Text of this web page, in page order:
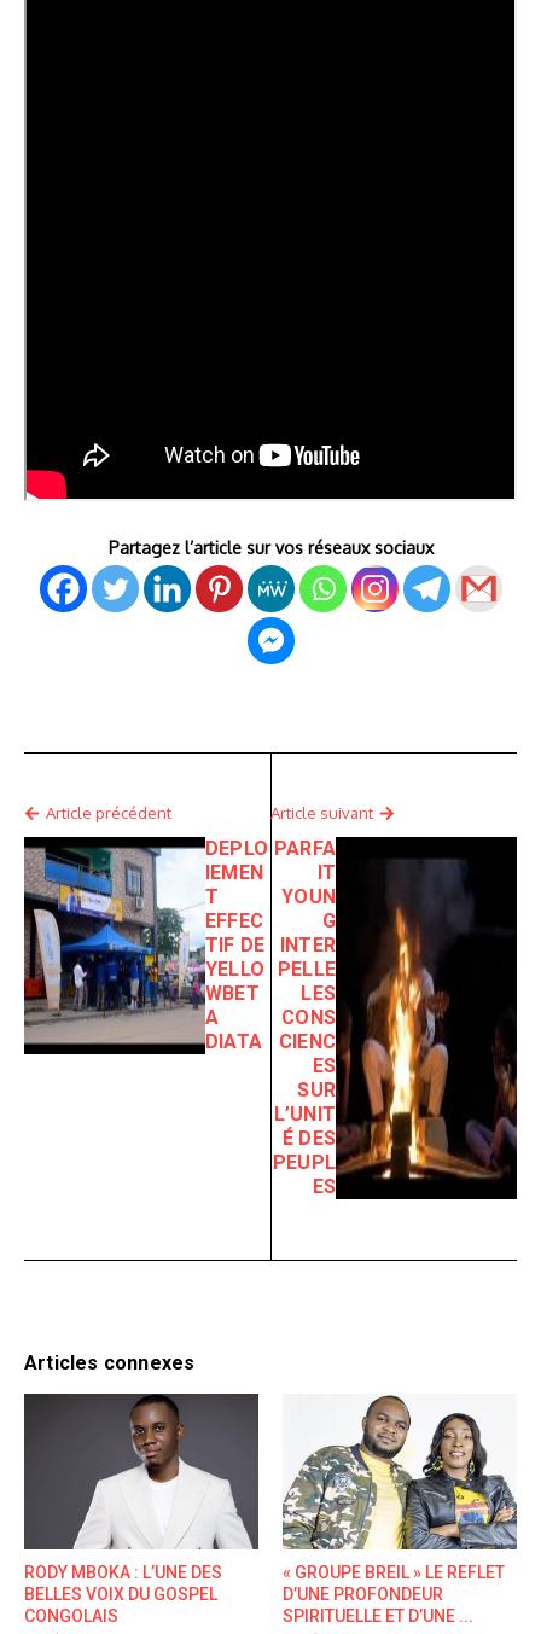
Partagez l’article sur vos réseaux sociaux
Article précédent
DEPLO
IEMEN
T
EFFEC
TIF DE
YELLO
WBET
A
DIATA
Article suivant
PARFA
IT
YOUN
G
INTER
PELLE
LES
CONS
CIENC
ES
SUR
L’UNIT
É DES
PEUPL
ES
Articles connexes
RODY MBOKA : L’UNE DES
BELLES VOIX DU GOSPEL
CONGOLAIS
« GROUPE BREIL » LE REFLET
D’UNE PROFONDEUR
SPIRITUELLE ET D’UNE ...